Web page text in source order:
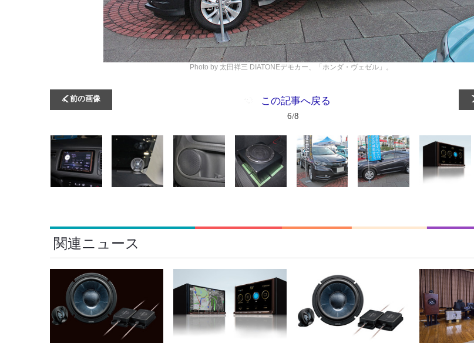
Photo by 太田祥三 DIATONEデモカー、「ホンダ・ヴェゼル」。
前の画像 この記事へ戻る
6/8
関連ニュース